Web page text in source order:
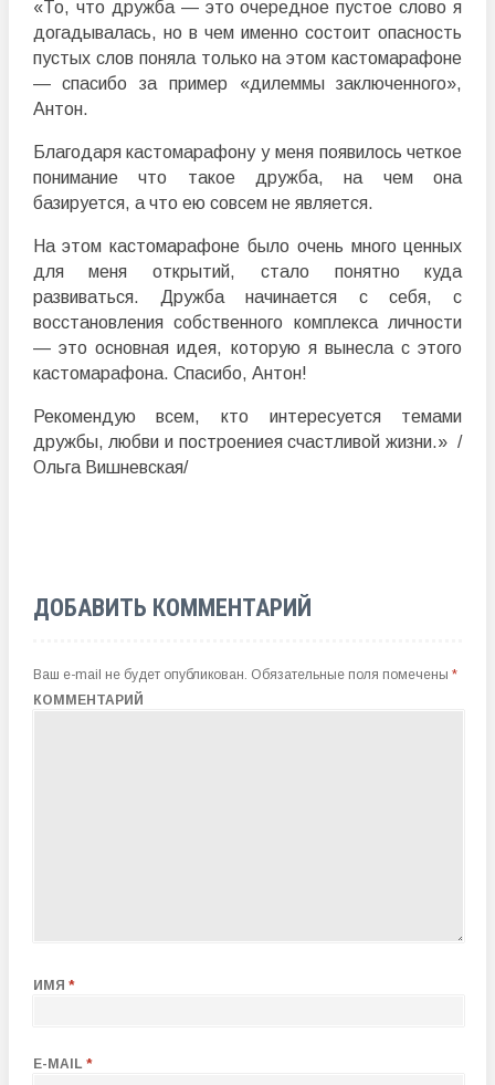
«То, что дружба — это очередное пустое слово я
догадывалась, но в чем именно состоит опасность
пустых слов поняла только на этом кастомарафоне
— спасибо за пример «дилеммы заключенного»,
Антон.
Благодаря кастомарафону у меня появилось четкое
понимание что такое дружба, на чем она
базируется, а что ею совсем не является.
На этом кастомарафоне было очень много ценных
для меня открытий, стало понятно куда
развиваться. Дружба начинается с себя, с
восстановления собственного комплекса личности
— это основная идея, которую я вынесла с этого
кастомарафона. Спасибо, Антон!
Рекомендую всем, кто интересуется темами
дружбы, любви и построениея счастливой жизни.» /
Ольга Вишневская/
ДОБАВИТЬ КОММЕНТАРИЙ
Ваш e-mail не будет опубликован. Обязательные поля помечены *
КОММЕНТАРИЙ
ИМЯ *
E-MAIL *